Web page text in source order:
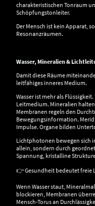
charakteristischen Tonraum
Schöpfungstonleiter.
Der Mensch ist kein Apparat,
Resonanzräumen.
Wasser, Mineralien &
Damit diese Räume
leitfähiges inneres Medium.
Wasser ist mehr als
Leitmedium. Mineralien
Membranen regeln den
Bewegungsinformation.
Impulse. Organe bilden
Lichtphotonen bewegen sich
allein, sondern durch
Spannung, kristalline
👉 Gesundheit bedeutet freie
Wenn Wasser staut,
blockieren, Membranen
Mensch-Torus an